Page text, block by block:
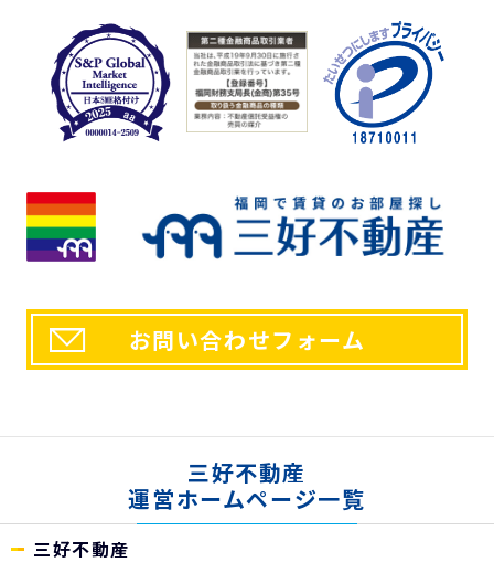
お問い合わせフォーム
三好不動産
運営ホームページ一覧
三好不動産